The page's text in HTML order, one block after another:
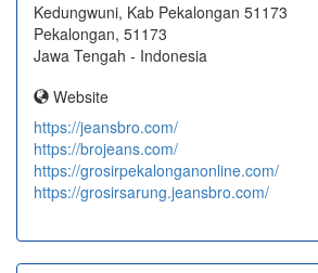
Kedungwuni, Kab Pekalongan 51173
Pekalongan, 51173
Jawa Tengah - Indonesia
Website
https://jeansbro.com/
https://brojeans.com/
https://grosirpekalonganonline.com/
https://grosirsarung.jeansbro.com/